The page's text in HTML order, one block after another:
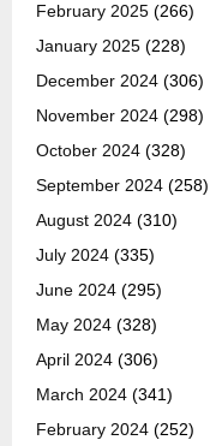
February 2025 (266)
January 2025 (228)
December 2024 (306)
November 2024 (298)
October 2024 (328)
September 2024 (258)
August 2024 (310)
July 2024 (335)
June 2024 (295)
May 2024 (328)
April 2024 (306)
March 2024 (341)
February 2024 (252)